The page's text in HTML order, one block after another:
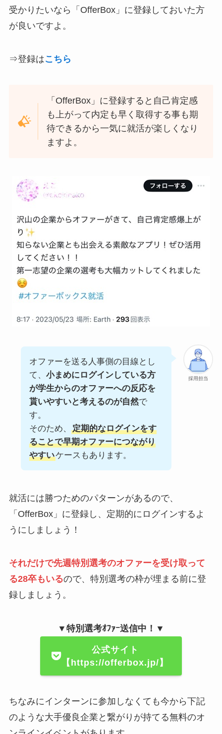
受かりたいなら「OfferBox」に登録しておいた方
が良いですよ。
⇒登録はこちら
「OfferBox」に登録すると自己肯定感
も上がって内定も早く取得する事も期
待できるから一気に就活が楽しくなり
ますよ。
採用担当
オファーを送る人事側の目線とし
て、 小まめにログインしている方
が学生からのオファーへの反応を
貰いやすいと考えるのが自然で
す。
そのため、
定期的なログインをす
ることで早期オファーにつながり
やすいケースもあります。
就活には勝つためのパターンがあるので、
「OfferBox」に登録し、定期的にログインするよ
うにしましょう！
それだけで先週特別選考のオファーを受け取って
る28卒もいるので、特別選考の枠が埋まる前に登
録しましょう。
▼特別選考ｵﾌｧｰ送信中！▼
公式サイト
【https://offerbox.jp/】
ちなみにインターンに参加しなくても今から下記
のような大手優良企業と繋がりが持てる無料のオ